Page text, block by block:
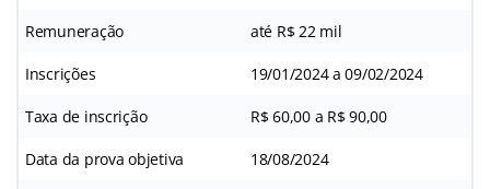
Remuneração até R$ 22 mil
Inscrições 19/01/2024 a 09/02/2024
Taxa de inscrição R$ 60,00 a R$ 90,00
Data da prova objetiva 18/08/2024